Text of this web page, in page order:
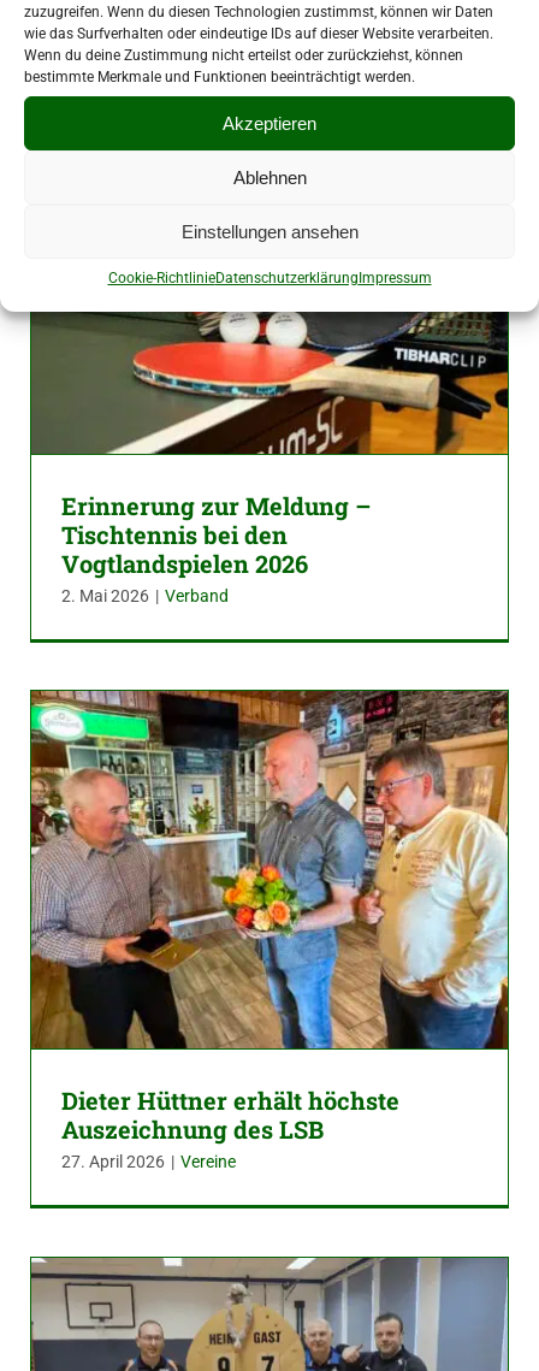
zuzugreifen. Wenn du diesen Technologien zustimmst, können wir Daten
wie das Surfverhalten oder eindeutige IDs auf dieser Website verarbeiten.
Wenn du deine Zustimmung nicht erteilst oder zurückziehst, können
bestimmte Merkmale und Funktionen beeinträchtigt werden.
Akzeptieren
Ablehnen
Einstellungen ansehen
Cookie-RichtlinieDatenschutzerklärung Impressum
Final Four krönt neuen Champion
3. Mai 2026 | Verband
Erinnerung zur Meldung –
Tischtennis bei den
Vogtlandspielen 2026
2. Mai 2026 | Verband
Dieter Hüttner erhält höchste
Auszeichnung des LSB
27. April 2026 | Vereine